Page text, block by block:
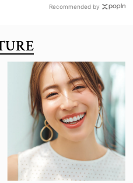
Recommended by